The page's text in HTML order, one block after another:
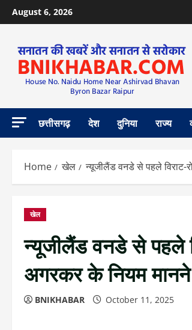
August 6, 2026
छत्तीसगढ़ देश दुनिया राज्य
Home खेल न्यूजीलैंड वनडे से पहले विराट-
खेल
न्यूजीलैंड वनडे से पहले
अगरकर के नियम
BNIKHABAR October 11, 2025